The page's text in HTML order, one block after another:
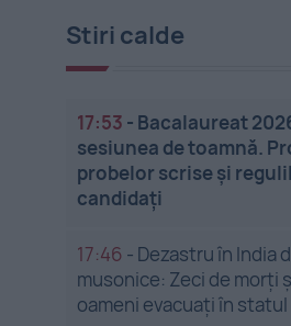
Stiri calde
17:53 - Bacalaureat
sesiunea de toamnă.
probelor scrise și
candidați
17:46 - Dezastru în India
musonice: Zeci de morți
oameni evacuați în statul